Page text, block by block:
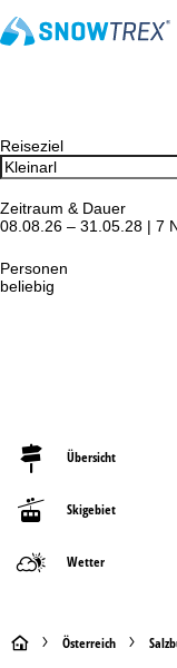
Reiseziel
Zeitraum & Dauer
08.08.26 – 31.05.28 | 7
Personen
beliebig
Übersicht
Skigebiet
Wetter
S Österreich